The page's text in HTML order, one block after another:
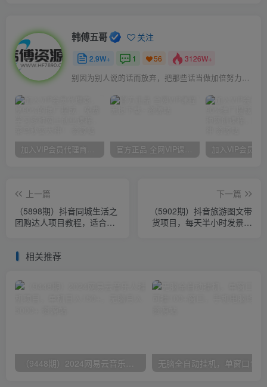
韩傅五哥 关注
2.9W+ 1 56 3126W+
别因为别人说的话而放弃，把那些话当做加倍努力的动力
加入VIP会员代理商，享90%的推广提成，免费学习多种网上创业课程，菜鸟秒变大神！ 官方正品 全网VIP课程 无损下载~
上一篇
（5898期）抖音同城生活之
团购达人项目教程，适合下
下一篇
（5902期）抖音旅游图文带
货项目，每天半小时发景点
相关推荐
（9448期）2024网易云音乐人挂机项目，单机日入150+，无脑月入5000+